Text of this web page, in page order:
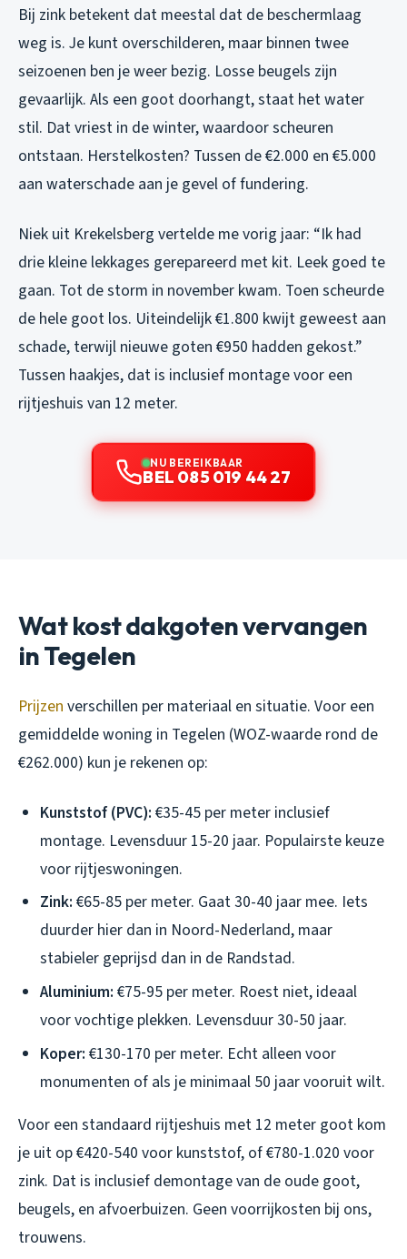
Bij zink betekent dat meestal dat de beschermlaag
weg is. Je kunt overschilderen, maar binnen twee
seizoenen ben je weer bezig. Losse beugels zijn
gevaarlijk. Als een goot doorhangt, staat het water
stil. Dat vriest in de winter, waardoor scheuren
ontstaan. Herstelkosten? Tussen de €2.000 en €5.000
aan waterschade aan je gevel of fundering.
Niek uit Krekelsberg vertelde me vorig jaar: “Ik had
drie kleine lekkages gerepareerd met kit. Leek goed te
gaan. Tot de storm in november kwam. Toen scheurde
de hele goot los. Uiteindelijk €1.800 kwijt geweest aan
schade, terwijl nieuwe goten €950 hadden gekost.”
Tussen haakjes, dat is inclusief montage voor een
rijtjeshuis van 12 meter.
NU BEREIKBAAR
BEL 085 019 44 27
Wat kost dakgoten vervangen
in Tegelen
Prijzen verschillen per materiaal en situatie. Voor een
gemiddelde woning in Tegelen (WOZ-waarde rond de
€262.000) kun je rekenen op:
Kunststof (PVC): €35-45 per meter inclusief
montage. Levensduur 15-20 jaar. Populairste keuze
voor rijtjeswoningen.
Zink: €65-85 per meter. Gaat 30-40 jaar mee. Iets
duurder hier dan in Noord-Nederland, maar
stabieler geprijsd dan in de Randstad.
Aluminium: €75-95 per meter. Roest niet, ideaal
voor vochtige plekken. Levensduur 30-50 jaar.
Koper: €130-170 per meter. Echt alleen voor
monumenten of als je minimaal 50 jaar vooruit wilt.
Voor een standaard rijtjeshuis met 12 meter goot kom
je uit op €420-540 voor kunststof, of €780-1.020 voor
zink. Dat is inclusief demontage van de oude goot,
beugels, en afvoerbuizen. Geen voorrijkosten bij ons,
trouwens.